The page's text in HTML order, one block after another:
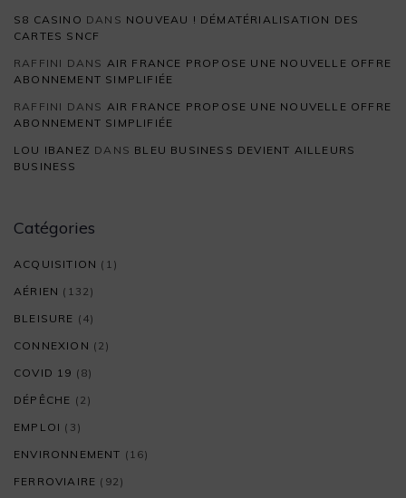
S8 CASINO DANS NOUVEAU ! DÉMATÉRIALISATION DES
CARTES SNCF
RAFFINI DANS AIR FRANCE PROPOSE UNE NOUVELLE OFFRE
ABONNEMENT SIMPLIFIÉE
RAFFINI DANS AIR FRANCE PROPOSE UNE NOUVELLE OFFRE
ABONNEMENT SIMPLIFIÉE
LOU IBANEZ DANS BLEU BUSINESS DEVIENT AILLEURS
BUSINESS
Catégories
ACQUISITION (1)
AÉRIEN (132)
BLEISURE (4)
CONNEXION (2)
COVID 19 (8)
DÉPÊCHE (2)
EMPLOI (3)
ENVIRONNEMENT (16)
FERROVIAIRE (92)